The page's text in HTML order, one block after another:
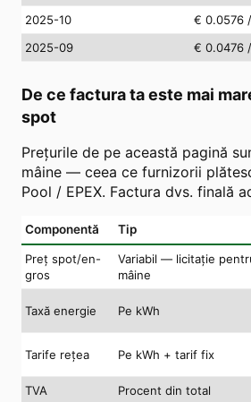
2025-10
€ 0.0576
2025-09
€ 0.0476
De ce factura ta este mai
spot
Prețurile de pe această pagină
mâine — ceea ce furnizorii
Pool / EPEX. Factura dvs. finală
Componentă Tip
Preț spot/en-
gros
Variabil — licitație
mâine
Taxă energie Pe kWh
Tarife rețea Pe kWh + tarif fix
TVA
Procent din total